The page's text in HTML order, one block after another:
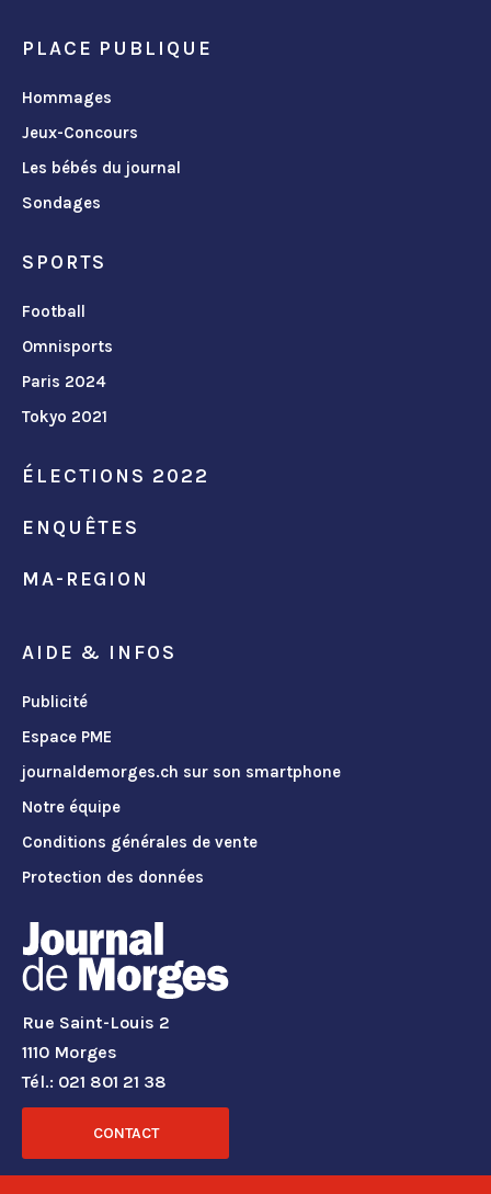
PLACE PUBLIQUE
Hommages
Jeux-Concours
Les bébés du journal
Sondages
SPORTS
Football
Omnisports
Paris 2024
Tokyo 2021
ÉLECTIONS 2022
ENQUÊTES
MA-REGION
AIDE & INFOS
Publicité
Espace PME
journaldemorges.ch sur son smartphone
Notre équipe
Conditions générales de vente
Protection des données
Rue Saint-Louis 2
1110 Morges
Tél.: 021 801 21 38
CONTACT